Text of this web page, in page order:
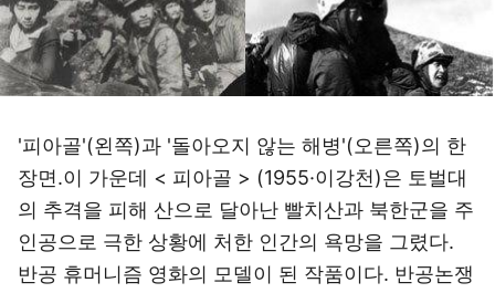
'피아골'(왼쪽)과 '돌아오지 않는 해병'(오른쪽)의 한
장면.이 가운데 < 피아골 > (1955·이강천)은 토벌대
의 추격을 피해 산으로 달아난 빨치산과 북한군을 주
인공으로 극한 상황에 처한 인간의 욕망을 그렸다.
반공 휴머니즘 영화의 모델이 된 작품이다. 반공논쟁